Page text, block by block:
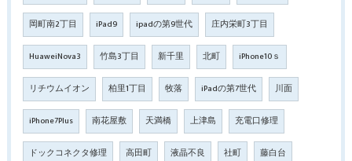
岡町南2丁目 iPad9 ipadの第9世代 庄内栄町3丁目
HuaweiNova3 竹島3丁目 新千里 北町 iPhone10ｓ
リチウムイオン 柏里1丁目 牧落 iPadの第7世代 川面
iPhone7Plus 南花屋敷 天満橋 上津島 充電口修理
ドックコネクタ修理 高田町 液晶不良 社町 藤白台